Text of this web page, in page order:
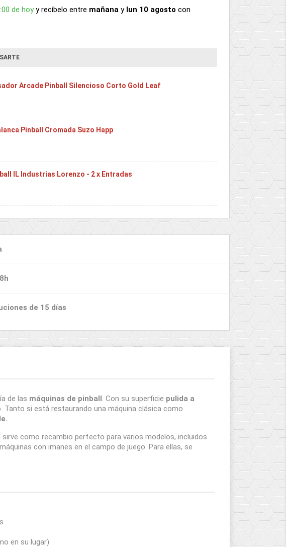
de hoyy recíbelo entre mañana y lun 10 agosto con
Arcade Pinball Silencioso Corto Gold Leaf
Pinball Cromada Suzo Happ
IL Industrias Lorenzo - 2 x Entradas
de 15 días
de las máquinas de pinball. Con su superficie pulida a
Tanto si está restaurando una máquina clásica como
sirve como recambio perfecto para varios modelos, incluidos
con imanes en el campo de juego. Para ellas, se
en su lugar)